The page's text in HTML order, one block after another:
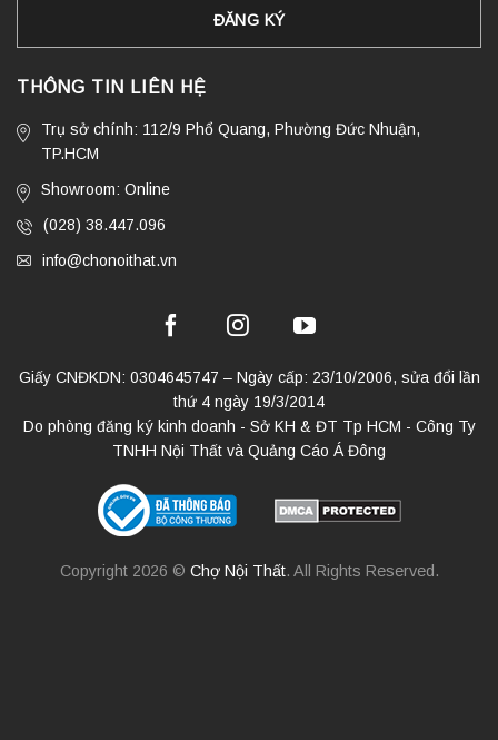
THÔNG TIN LIÊN HỆ
Trụ sở chính: 112/9 Phổ Quang, Phường Đức Nhuận,
TP.HCM
Showroom: Online
(028) 38.447.096
info@chonoithat.vn
Giấy CNĐKDN: 0304645747 – Ngày cấp: 23/10/2006, sửa đổi lần
thứ 4 ngày 19/3/2014
Do phòng đăng ký kinh doanh - Sở KH & ĐT Tp HCM - Công Ty
TNHH Nội Thất và Quảng Cáo Á Đông
Copyright 2026 © Chợ Nội Thất. All Rights Reserved.